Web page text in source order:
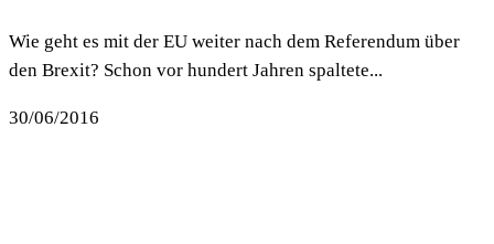
Wie geht es mit der EU weiter nach dem Referendum über
den Brexit? Schon vor hundert Jahren spaltete...
30/06/2016